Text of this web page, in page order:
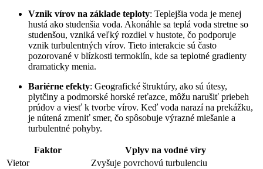
Vznik vírov na základe teploty: Teplejšia voda je menej
hustá ako studenšia voda. Akonáhle sa teplá voda stretne so
studenšou, vzniká veľký rozdiel v hustote, čo podporuje
vznik turbulentných vírov. Tieto interakcie sú často
pozorované v blízkosti termoklín, kde sa teplotné gradienty
dramaticky menia.
Bariérne efekty: Geografické štruktúry, ako sú útesy,
plytčiny a podmorské horské reťazce, môžu narušiť priebeh
prúdov a viesť k tvorbe vírov. Keď voda narazí na prekážku,
je nútená zmeniť smer, čo spôsobuje výrazné miešanie a
turbulentné pohyby.
Faktor
Vplyv na vodné víry
Vietor
Zvyšuje povrchovú turbulenciu